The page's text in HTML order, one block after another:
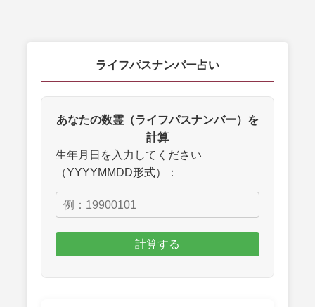
ライフパスナンバー占い
あなたの数霊（ライフパスナンバー）を
計算
生年月日を入力してください
（YYYYMMDD形式）：
計算する